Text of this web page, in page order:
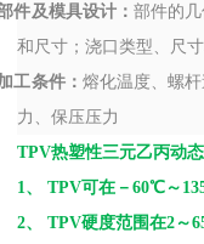
件及模具设计：部件的
和尺寸；浇口类型、尺
工条件： 熔化温度、螺
力、保压压力
TPV热塑性三元乙丙动
1 、TPV可在－60℃～
2、TPV硬度范围在2 ～